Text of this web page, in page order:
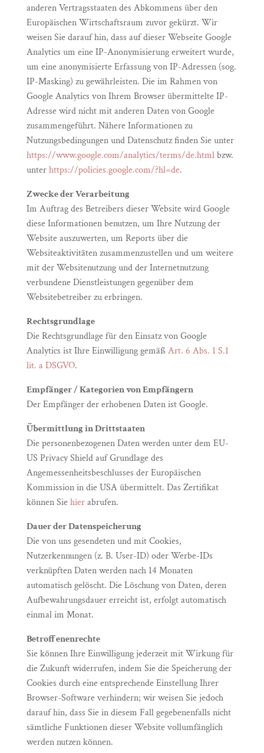
anderen Vertragsstaaten des Abkommens über den
Europäischen Wirtschaftsraum zuvor gekürzt. Wir
weisen Sie darauf hin, dass auf dieser Webseite Google
Analytics um eine IP-Anonymisierung erweitert wurde,
um eine anonymisierte Erfassung von IP-Adressen (sog.
IP-Masking) zu gewährleisten. Die im Rahmen von
Google Analytics von Ihrem Browser übermittelte IP-
Adresse wird nicht mit anderen Daten von Google
zusammengeführt. Nähere Informationen zu
Nutzungsbedingungen und Datenschutz finden Sie unter
https://www.google.com/analytics/terms/de.htmlbzw.
unterhttps://policies.google.com/?hl=de.
Zwecke der Verarbeitung
Im Auftrag des Betreibers dieser Website wird Google
diese Informationen benutzen, um Ihre Nutzung der
Website auszuwerten, um Reports über die
Websiteaktivitäten zusammenzustellen und um weitere
mit der Websitenutzung und der Internetnutzung
verbundene Dienstleistungen gegenüber dem
Websitebetreiber zu erbringen.
Rechtsgrundlage
Die Rechtsgrundlage für den Einsatz von Google
Analytics ist Ihre Einwilligung gemäßArt. 6 Abs. 1 S.1
lit. a DSGVO.
Empfänger / Kategorien von Empfängern
Der Empfänger der erhobenen Daten ist Google.
Übermittlung in Drittstaaten
Die personenbezogenen Daten werden unter dem EU-
US Privacy Shield auf Grundlage des
Angemessenheitsbeschlusses der Europäischen
Kommission in die USA übermittelt. Das Zertifikat
können Siehierabrufen.
Dauer der Datenspeicherung
Die von uns gesendeten und mit Cookies,
Nutzerkennungen (z. B. User-ID) oder Werbe-IDs
verknüpften Daten werden nach 14 Monaten
automatisch gelöscht. Die Löschung von Daten, deren
Aufbewahrungsdauer erreicht ist, erfolgt automatisch
einmal im Monat.
Betroffenenrechte
Sie können Ihre Einwilligung jederzeit mit Wirkung für
die Zukunft widerrufen, indem Sie die Speicherung der
Cookies durch eine entsprechende Einstellung Ihrer
Browser-Software verhindern; wir weisen Sie jedoch
darauf hin, dass Sie in diesem Fall gegebenenfalls nicht
sämtliche Funktionen dieser Website vollumfänglich
werden nutzen können.